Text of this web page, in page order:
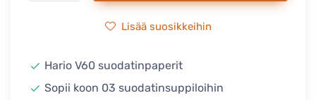
Lisää suosikkeihin
Hario V60 suodatinpaperit
Sopii koon 03 suodatinsuppiloihin